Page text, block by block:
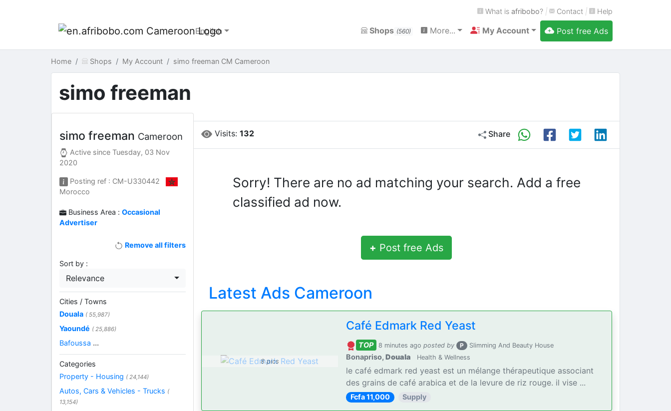
What is afribobo? | Contact | Help
English Shops (560) More... My Account Post free Ads
Home Shops My Account simo freeman CM Cameroon
simo freeman
Visits: 132 Share
Sorry! There are no ad matching your search. Add a free
classified ad now.
+ Post free Ads
Latest Ads Cameroon
8 pics
Café Edmark Red Yeast
TOP 8 minutes ago posted by P Slimming And Beauty House
Bonapriso,Douala Health & Wellness
le café edmark red yeast est un mélange thérapeutique associant
des grains de café arabica et de la levure de riz rouge. il vise ...
Fcfa 11,000 Supply
simo freeman Cameroon
Active sinceTuesday, 03 Nov
2020
Posting ref : CM-U330442
Morocco
Business Area :Occasional
Advertiser
Remove all filters
Sort by :
Relevance
Cities / Towns
Douala ( 55,987)
Yaoundé ( 25,886)
Bafoussa ...
Categories
Property - Housing ( 24,144)
Autos, Cars & Vehicles - Trucks (
13,154)